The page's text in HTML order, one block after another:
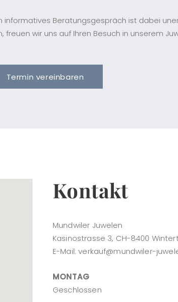
Beratungsgespräch ist dabei
wir uns auf Ihren Besuch in unserem
Termin vereinbaren
Kontakt
Mundwiler Juwelen
Kasinostrasse 3, CH-8400
E-Mail:verkauf@mundwiler-
MONTAG
Geschlossen